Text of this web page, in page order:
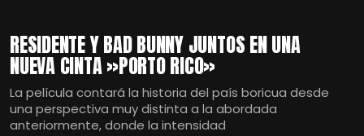
RESIDENTE Y BAD BUNNY JUNTOS EN UNA
NUEVA CINTA »PORTO RICO»
La película contará la historia del país boricua desde
una perspectiva muy distinta a la abordada
anteriormente, donde la intensidad